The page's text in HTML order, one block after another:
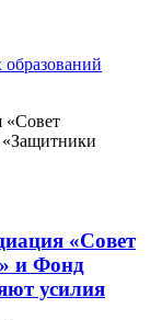
«Совет
и Фонд
усилия